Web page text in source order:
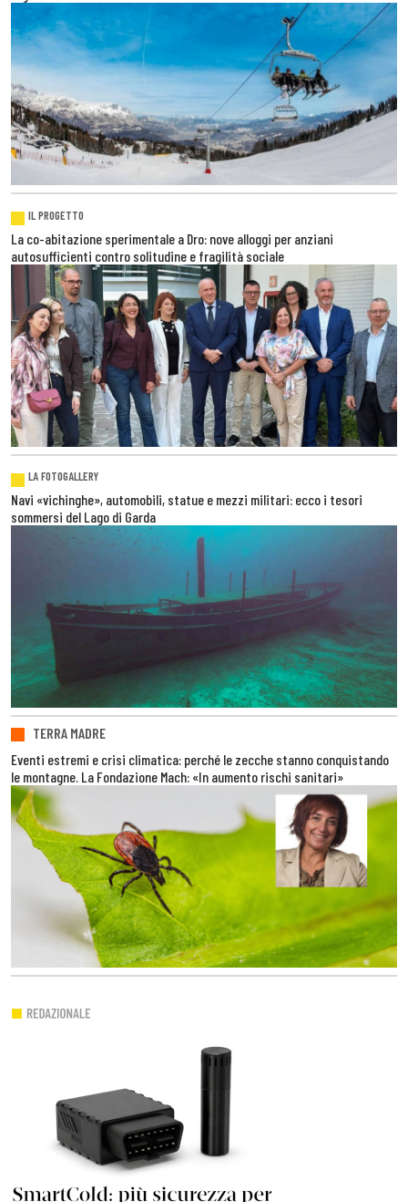
IL PROGETTO
La co-abitazione sperimentale a Dro: nove alloggi per anziani
autosufficienti contro solitudine e fragilità sociale
LA FOTOGALLERY
Navi «vichinghe», automobili, statue e mezzi militari: ecco i tesori
sommersi del Lago di Garda
TERRA MADRE
Eventi estremi e crisi climatica: perché le zecche stanno conquistando
le montagne. La Fondazione Mach: «In aumento rischi sanitari»